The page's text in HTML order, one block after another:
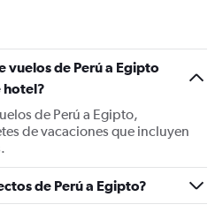
vuelos de Perú a Egipto
hotel?
de Perú a Egipto,
de vacaciones que incluyen
de Perú a Egipto?